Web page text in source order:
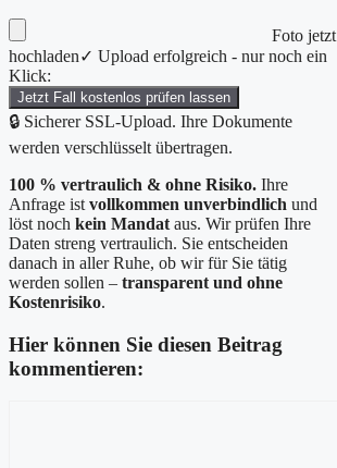
Foto jetzt
hochladen✓ Upload erfolgreich - nur noch ein
Klick:
Jetzt Fall kostenlos prüfen lassen
🔒 Sicherer SSL-Upload. Ihre Dokumente
werden verschlüsselt übertragen.
100 % vertraulich & ohne Risiko. Ihre
Anfrage ist vollkommen unverbindlich und
löst noch kein Mandat aus. Wir prüfen Ihre
Daten streng vertraulich. Sie entscheiden
danach in aller Ruhe, ob wir für Sie tätig
werden sollen – transparent und ohne
Kostenrisiko.
Hier können Sie diesen Beitrag
kommentieren: